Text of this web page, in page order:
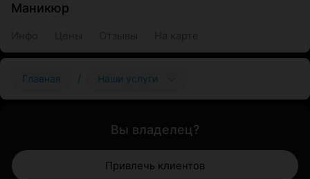
Маникюр
Главная / Наши услуги
Вы владелец?
Привлечь клиентов